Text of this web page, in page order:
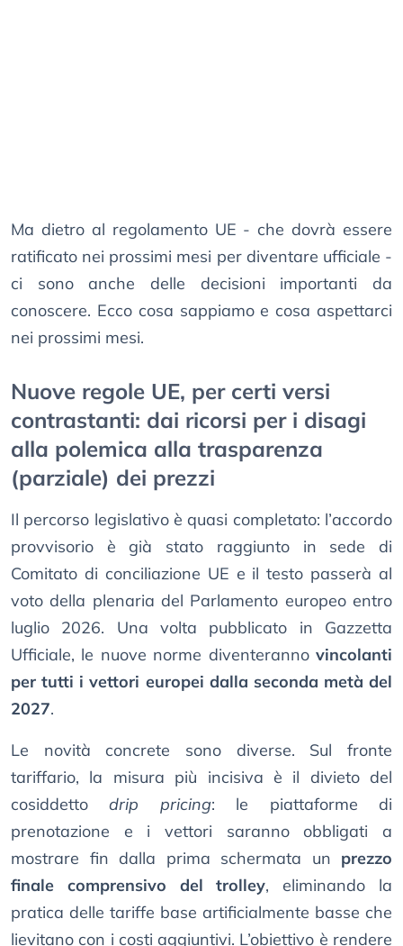
Ma dietro al regolamento UE - che dovrà essere
ratificato nei prossimi mesi per diventare ufficiale -
ci sono anche delle decisioni importanti da
conoscere. Ecco cosa sappiamo e cosa aspettarci
nei prossimi mesi.
Nuove regole UE, per certi versi
contrastanti: dai ricorsi per i disagi
alla polemica alla trasparenza
(parziale) dei prezzi
Il percorso legislativo è quasi completato: l’accordo
provvisorio è già stato raggiunto in sede di
Comitato di conciliazione UE e il testo passerà al
voto della plenaria del Parlamento europeo entro
luglio 2026. Una volta pubblicato in Gazzetta
Ufficiale, le nuove norme diventeranno vincolanti
per tutti i vettori europei dalla seconda metà del
2027.
Le novità concrete sono diverse. Sul fronte
tariffario, la misura più incisiva è il divieto del
cosiddettodrip pricing: le piattaforme di
prenotazione e i vettori saranno obbligati a
mostrare fin dalla prima schermata un prezzo
finale comprensivo del trolley, eliminando la
pratica delle tariffe base artificialmente basse che
lievitano con i costi aggiuntivi. L’obiettivo è rendere